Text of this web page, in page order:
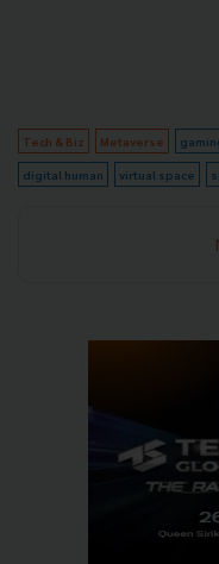
Tech & Biz Metaverse
digital human virtual space